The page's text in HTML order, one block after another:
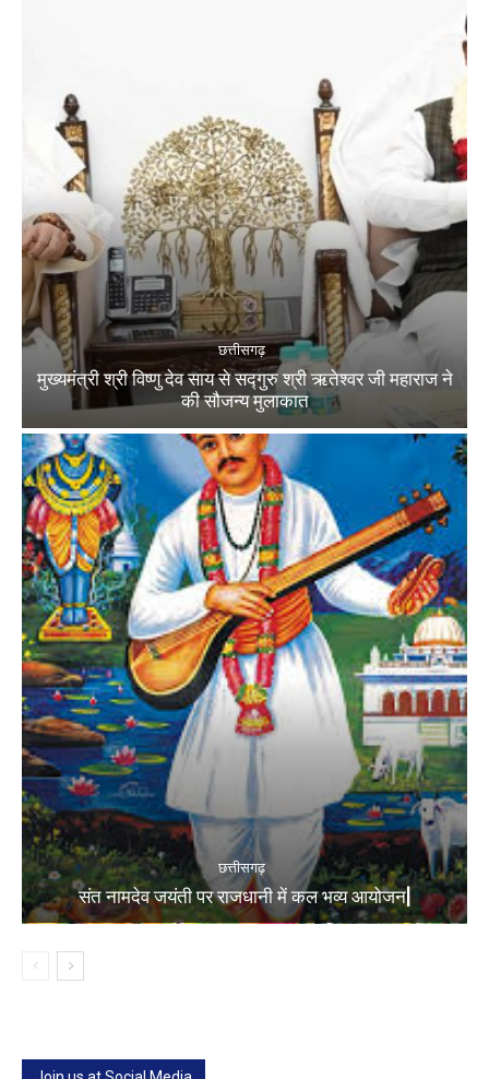
छत्तीसगढ़
मुख्यमंत्री श्री विष्णु देव साय से सद्गुरु श्री ऋतेश्वर जी महाराज ने
की सौजन्य मुलाकात
छत्तीसगढ़
संत नामदेव जयंती पर राजधानी में कल भव्य आयोजन|